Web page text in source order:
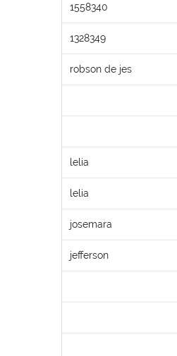
1558340
1328349
robson de jes
lelia
lelia
josemara
jefferson